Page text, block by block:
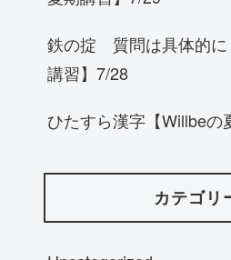
鉄の掟 質問は具体的に
講習】7/28
ひたすら漢字【Willbeの
カテゴリ